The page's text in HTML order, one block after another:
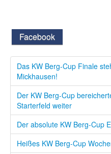
Facebook
Das KW Berg-Cup Finale
Mickhausen!
Der KW Berg-Cup
Starterfeld weiter
Der absolute KW Berg-Cup
Heißes KW Berg-Cup